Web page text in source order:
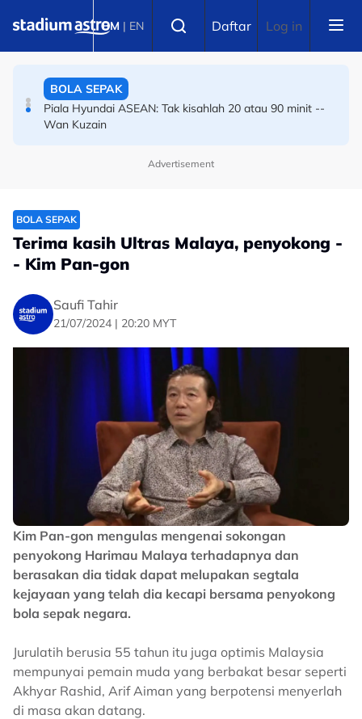
BM | EN Daftar Log in
Piala Hyundai ASEAN: Tak kisahlah 20 atau 90 minit --
BADMINTON
Masters Korea: Tee Kai Wun-Yap Roy King melangkah
ke final
Advertisement
BOLA SEPAK
Terima kasih Ultras Malaya, penyokong -
- Kim Pan-gon
Saufi Tahir
21/07/2024 | 20:20 MYT
Kim Pan-gon mengulas mengenai sokongan
penyokong Harimau Malaya terhadapnya dan
berasakan dia tidak dapat melupakan segtala
kejayaan yang telah dia kecapi bersama penyokong
bola sepak negara.
Jurulatih berusia 55 tahun itu juga optimis Malaysia
mempunyai pemain muda yang berbakat besar seperti
Akhyar Rashid, Arif Aiman yang berpotensi menyerlah
di masa akan datang.